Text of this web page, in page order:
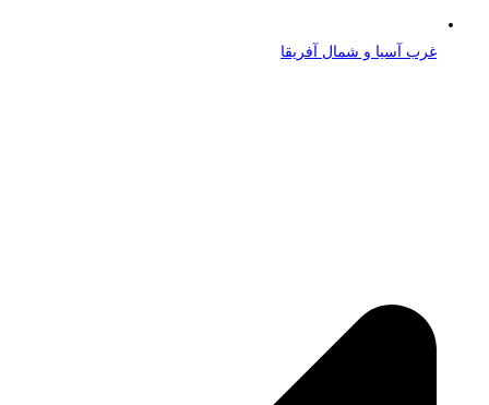
غرب آسیا و شمال آفریقا